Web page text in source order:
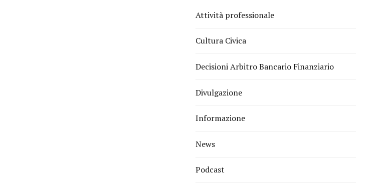
Attività professionale
Cultura Civica
Decisioni Arbitro Bancario Finanziario
Divulgazione
Informazione
News
Podcast